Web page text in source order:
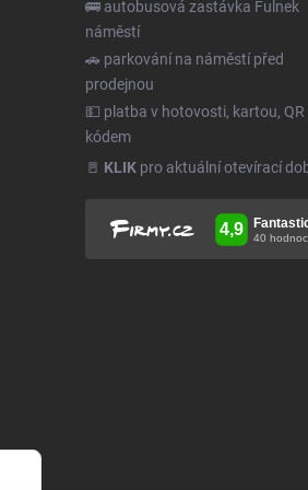
🚌 autobusová zastávka Fulnek
náměstí
🚗 parkování na náměstí před
prodejnou
💵 platba v hotovosti, kartou, QR
kódem
🚪 KLIK pro aktuální otevírací